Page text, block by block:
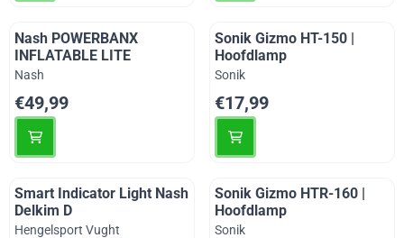
Nash POWERBANX
INFLATABLE LITE
Merk:
Nash
Prijs: 49,99
€49,99
Sonik Gizmo HT-150 |
Hoofdlamp
Merk:
Sonik
Prijs: 17,99
€17,99
Smart Indicator Light Nash
Delkim D
Merk:
Hengelsport Vught
Sonik Gizmo HTR-160 |
Hoofdlamp
Merk:
Sonik